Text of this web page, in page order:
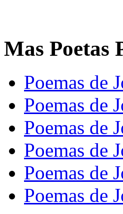
Mas Poetas
Poemas de
Poemas de
Poemas de
Poemas de
Poemas de
Poemas de